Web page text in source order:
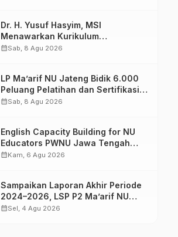
Dr. H. Yusuf Hasyim, MSI
Menawarkan Kurikulum
Diversifikasi, Harapan Baru dalam
calendar_monthSab, 8 Agu 2026
LP Ma’arif NU Jateng Bidik 6.000
Peluang Pelatihan dan Sertifikasi
bagi Lulusan SMK
calendar_monthSab, 8 Agu 2026
English Capacity Building for NU
Educators PWNU Jawa Tengah
Batch#4; Membuka Jalan Menuju
calendar_monthKam, 6 Agu 2026
Sampaikan Laporan Akhir Periode
2024–2026, LSP P2 Ma’arif NU
Jateng Mantapkan Sinergi Link and
calendar_monthSel, 4 Agu 2026